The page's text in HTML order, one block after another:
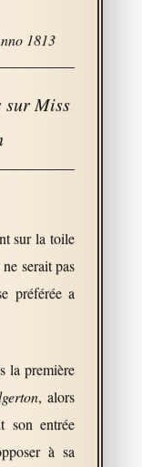
1813
sur Miss
sur la toile
serait pas
préférée a
la première
, alors
son entrée
à sa